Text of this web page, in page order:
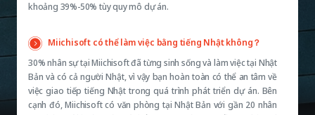
khoảng 39%-50% tùy quy mô dự án.
Miichisoft có thể làm việc bằng tiếng Nhật không？
30% nhân sự tại Miichisoft đã từng sinh sống và làm việc tại Nhật
Bản và có cả người Nhật, vì vậy bạn hoàn toàn có thể an tâm về
việc giao tiếp tiếng Nhật trong quá trình phát triển dự án. Bên
cạnh đó, Miichisoft có văn phòng tại Nhật Bản với gần 20 nhân